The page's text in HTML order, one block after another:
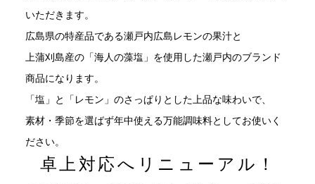
いただきます。
広島県の特産品である瀬戸内広島レモンの果汁と
上蒲刈島産の「海人の藻塩」を使用した瀬戸内のブランド
商品になります。
「塩」と「レモン」のさっぱりとした上品な味わいで、
素材・季節を選ばず年中使える万能調味料としてお使いく
ださい。
卓上対応へリニューアル！